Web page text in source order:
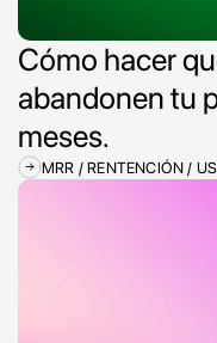
Cómo hacer
abandonen tu
meses.
MRR / RENTENCIÓN /